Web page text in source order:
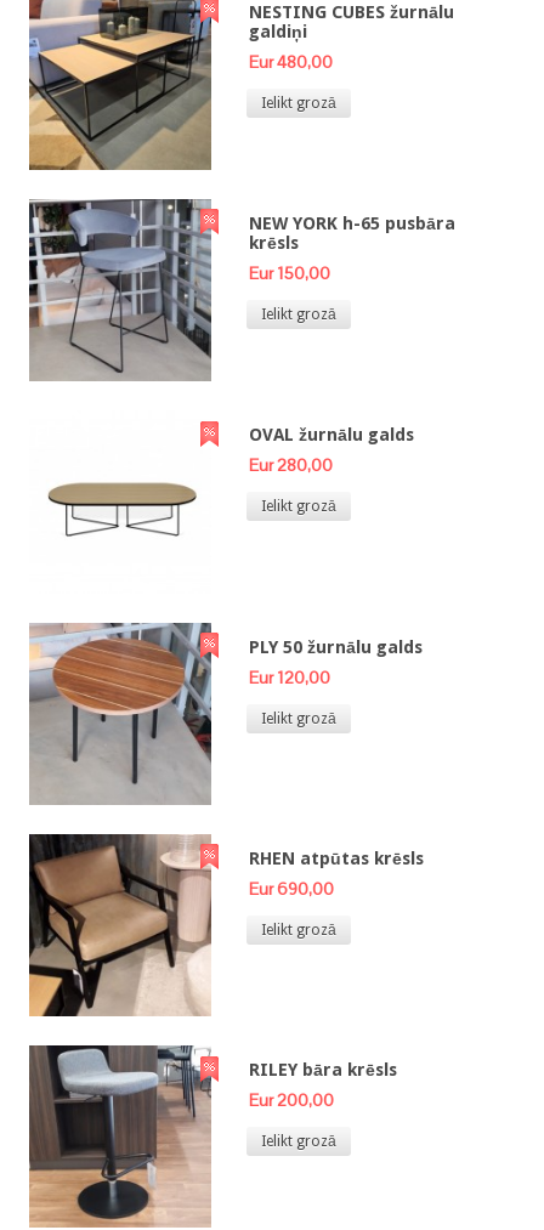
NESTING CUBES žurnālu
galdiņi
Eur 480,00
Ielikt grozā
NEW YORK h-65 pusbāra
krēsls
Eur 150,00
Ielikt grozā
OVAL žurnālu galds
Eur 280,00
Ielikt grozā
PLY 50 žurnālu galds
Eur 120,00
Ielikt grozā
RHEN atpūtas krēsls
Eur 690,00
Ielikt grozā
RILEY bāra krēsls
Eur 200,00
Ielikt grozā